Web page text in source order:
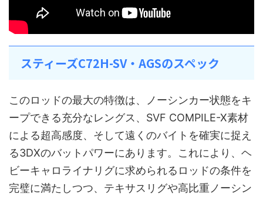
スティーズC72H-SV・AGSのスペック
このロッドの最大の特徴は、ノーシンカー状態をキ
ープできる充分なレングス、SVF COMPILE-X素材
による超高感度、そして遠くのバイトを確実に捉え
る3DXのバットパワーにあります。これにより、ヘ
ビーキャロライナリグに求められるロッドの条件を
完璧に満たしつつ、テキサスリグや高比重ノーシン